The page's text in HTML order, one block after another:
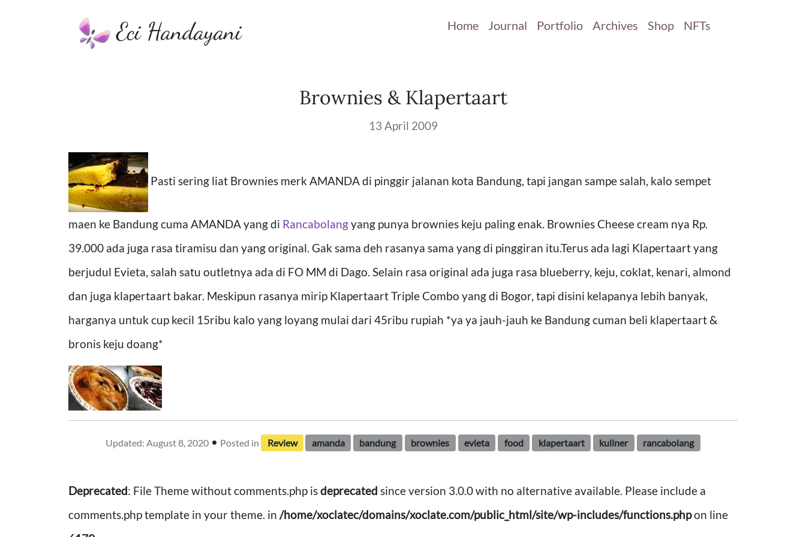
Eci Handayani Home Journal Portfolio Archives Shop NFTs
Brownies & Klapertaart
13 April 2009
Pasti sering liat Brownies merk AMANDA di pinggir jalanan kota Bandung, tapi jangan sampe salah, kalo sempet
maen ke Bandung cuma AMANDA yang di Rancabolangyang punya brownies keju paling enak. Brownies Cheese cream nya Rp.
39.000 ada juga rasa tiramisu dan yang original. Gak sama deh rasanya sama yang di pinggiran itu.Terus ada lagi Klapertaart yang
berjudul Evieta, salah satu outletnya ada di FO MM di Dago. Selain rasa original ada juga rasa blueberry, keju, coklat, kenari, almond
dan juga klapertaart bakar. Meskipun rasanya mirip Klapertaart Triple Combo yang di Bogor, tapi disini kelapanya lebih banyak,
harganya untuk cup kecil 15ribu kalo yang loyang mulai dari 45ribu rupiah *ya ya jauh-jauh ke Bandung cuman beli klapertaart &
bronis keju doang*
Updated: August 8, 2020 • Posted in Review amanda bandung brownies evieta food klapertaart kuliner rancabolang
Deprecated: File Theme without comments.php isdeprecated since version 3.0.0 with no alternative available. Please include a
comments.php template in your theme. in /home/xoclatec/domains/xoclate.com/public_html/site/wp-includes/functions.phpon line